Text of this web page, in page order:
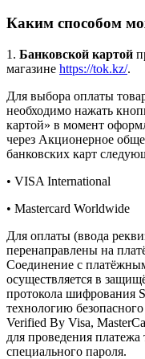
Каким способом
1. Банковской картой
магазине https://tok.kz/.
Для выбора оплаты
необходимо нажать
картой» в момент
через Акционерное
банковских карт
• VISA International
• Mastercard Worldwide
Для оплаты (ввода
перенаправлены на
Соединение с
осуществляется в
протокола шифрования
технологию
Verified By Visa,
для проведения
специального пароля.